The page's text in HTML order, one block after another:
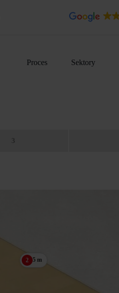
Proces Sektory
3
2
5 m